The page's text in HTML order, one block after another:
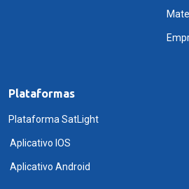
Plataformas
Plataforma SatLight
Aplicativo IOS
Aplicativo Android